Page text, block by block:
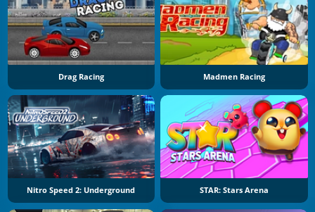
Drag Racing Madmen Racing
Nitro Speed 2: Underground STAR: Stars Arena